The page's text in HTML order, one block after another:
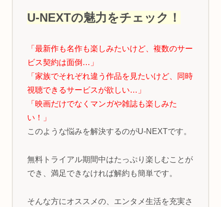
U-NEXTの魅力をチェック！
「最新作も名作も楽しみたいけど、複数のサー
ビス契約は面倒…」
「家族でそれぞれ違う作品を見たいけど、同時
視聴できるサービスが欲しい…」
「映画だけでなくマンガや雑誌も楽しみた
い！」
このような悩みを解決するのがU-NEXTです。
無料トライアル期間中はたっぷり楽しむことが
でき、満足できなければ解約も簡単です。
そんな方にオススメの、エンタメ生活を充実さ